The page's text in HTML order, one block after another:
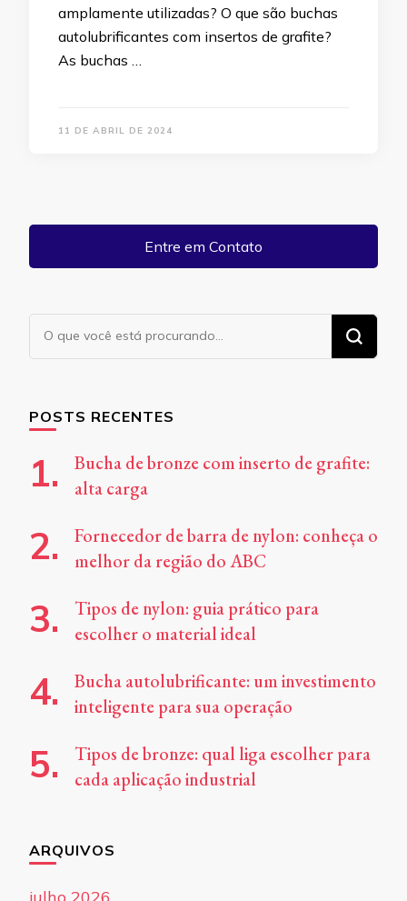
amplamente utilizadas? O que são buchas
autolubrificantes com insertos de grafite?
As buchas …
11 DE ABRIL DE 2024
Entre em Contato
Procurando
algo?
POSTS RECENTES
Bucha de bronze com inserto de grafite:
alta carga
Fornecedor de barra de nylon: conheça o
melhor da região do ABC
Tipos de nylon: guia prático para
escolher o material ideal
Bucha autolubrificante: um investimento
inteligente para sua operação
Tipos de bronze: qual liga escolher para
cada aplicação industrial
ARQUIVOS